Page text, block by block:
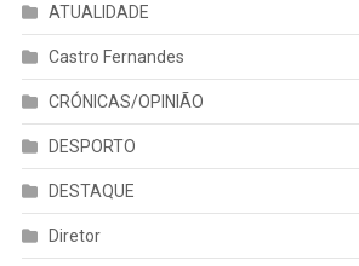
ATUALIDADE
Castro Fernandes
CRÓNICAS/OPINIÃO
DESPORTO
DESTAQUE
Diretor